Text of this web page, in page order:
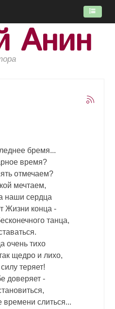
Анин
бремя...
время?
отмечаем?
мечтаем,
наши сердца
Жизни конца -
танца,
очень тихо
щедро и лихо,
теряет!
доверяет -
времени слиться...